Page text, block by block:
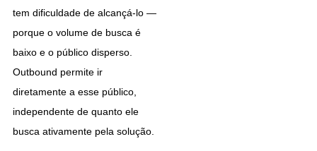
tem dificuldade de alcançá-lo —
porque o volume de busca é
baixo e o público disperso.
Outbound permite ir
diretamente a esse público,
independente de quanto ele
busca ativamente pela solução.